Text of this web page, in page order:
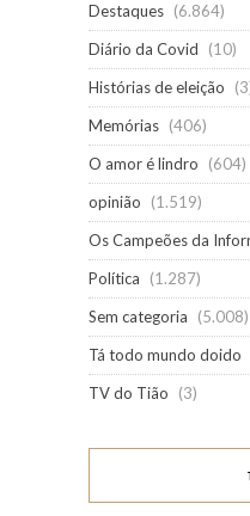
Destaques (6.864)
Diário da Covid
(10)
Histórias de eleição
Memórias (406)
O amor é lindro
(604)
opinião
(1.519)
Os Campeões da
Política
(1.287)
Sem categoria
(5.008)
Tá todo mundo doido
TV do Tião
(3)